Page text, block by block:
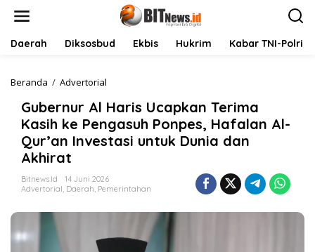
Daerah Diksosbud Ekbis Hukrim Kabar TNI-Polri
Beranda / Advertorial
b
e
r
n
A
l
Gubernur Al Haris Ucapkan Terima
Kasih ke Pengasuh Ponpes, Hafalan Al-
Qur’an Investasi untuk Dunia dan
Akhirat
Bitnews.id
14 Juni 2026
Advertorial, Daerah, Pemerintahan